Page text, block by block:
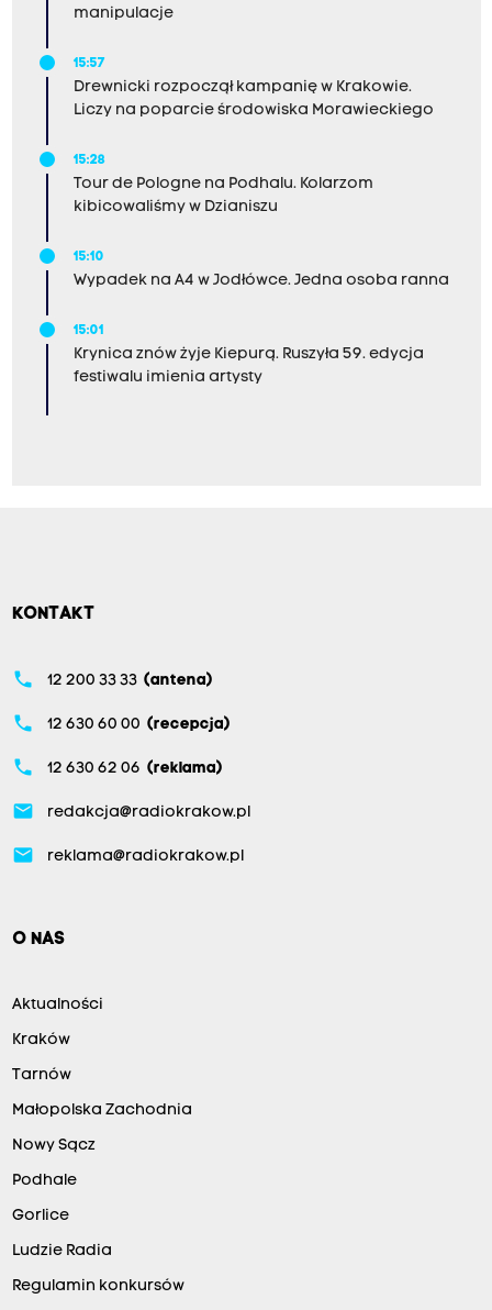
manipulacje
15:57
Drewnicki rozpoczął kampanię w Krakowie.
Liczy na poparcie środowiska Morawieckiego
15:28
Tour de Pologne na Podhalu. Kolarzom
kibicowaliśmy w Dzianiszu
15:10
Wypadek na A4 w Jodłówce. Jedna osoba ranna
15:01
Krynica znów żyje Kiepurą. Ruszyła 59. edycja
festiwalu imienia artysty
KONTAKT
phone 12 200 33 33 (antena)
phone 12 630 60 00 (recepcja)
phone 12 630 62 06 (reklama)
email redakcja@radiokrakow.pl
email reklama@radiokrakow.pl
O NAS
Aktualności
Kraków
Tarnów
Małopolska Zachodnia
Nowy Sącz
Podhale
Gorlice
Ludzie Radia
Regulamin konkursów